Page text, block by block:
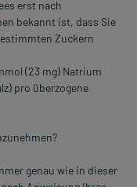
erst nach
bekannt ist, dass Sie
Zuckern
(23 mg) Natrium
pro überzogene
genau wie in dieser